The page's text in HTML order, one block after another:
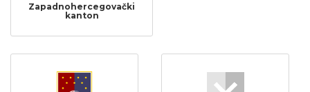
Zapadnohercegovački
kanton